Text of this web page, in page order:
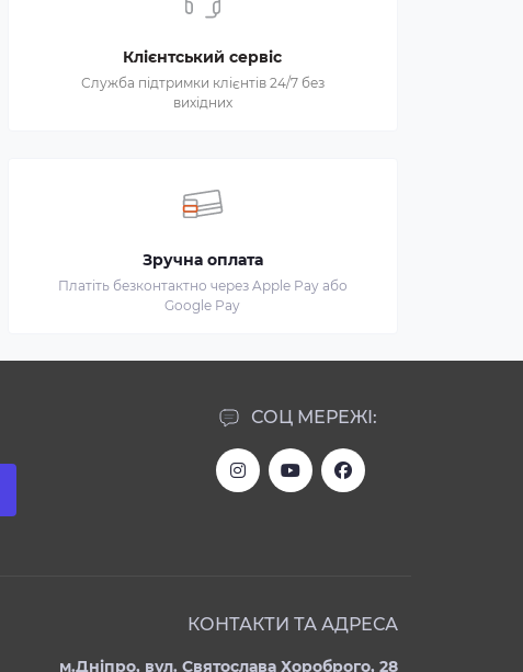
Клієнтський сервіс
Служба підтримки клієнтів 24/7 без
вихідних
Зручна оплата
Платіть безконтактно через Apple Pay або
Google Pay
СОЦ МЕРЕЖІ:
КОНТАКТИ ТА АДРЕСА
м.Дніпро, вул. Святослава Хороброго, 28